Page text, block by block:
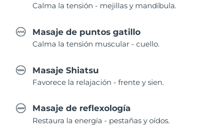
Calma la tensión - mejillas y mandíbula.
Masaje de puntos gatillo
Calma la tensión muscular - cuello.
Masaje Shiatsu
Favorece la relajación - frente y sien.
Masaje de reflexología
Restaura la energía - pestañas y oídos.